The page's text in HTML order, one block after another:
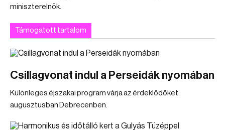
miniszterelnök.
Támogatott tartalom
Csillagvonat indul a Perseidák nyomában
Különleges éjszakai program várja az érdeklődőket
augusztusban Debrecenben.